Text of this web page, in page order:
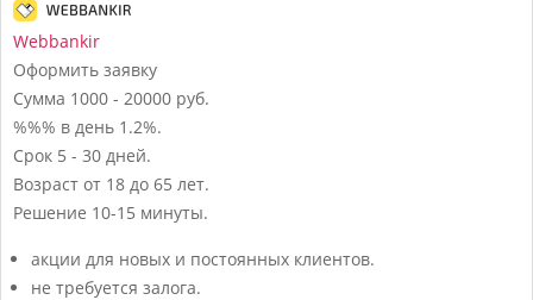
Webbankir
Оформить заявку
Сумма 1000 - 20000 руб.
%%% в день 1.2%.
Срок 5 - 30 дней.
Возраст от 18 до 65 лет.
Решение 10-15 минуты.
акции для новых и постоянных клиентов.
не требуется залога.